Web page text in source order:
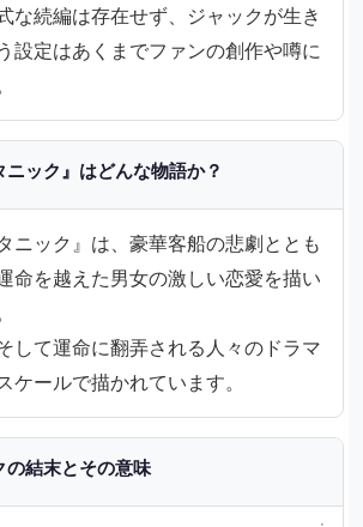
な続編は存在せず、ジャックが生き
設定はあくまでファンの創作や噂に
ニック』はどんな物語か？
ニック』は、豪華客船の悲劇ととも
命を越えた男女の激しい恋愛を描い
して運命に翻弄される人々のドラマ
ケールで描かれています。
の結末とその意味